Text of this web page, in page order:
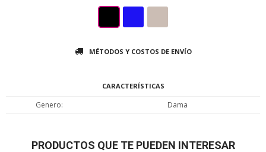
MÉTODOS Y COSTOS DE ENVÍO
CARACTERÍSTICAS
Genero Dama
PRODUCTOS QUE TE PUEDEN INTERESAR